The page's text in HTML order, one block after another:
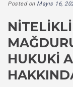
Posted on Mayıs 16,
HUKUKI